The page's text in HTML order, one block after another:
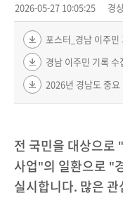
2026-05-27 10:05:25 경
포스터_경남 이주
경남 이주민 기록
2026년 경남도 중
전 국민을 대상으로
사업"의 일환으로 "
실시합니다. 많은